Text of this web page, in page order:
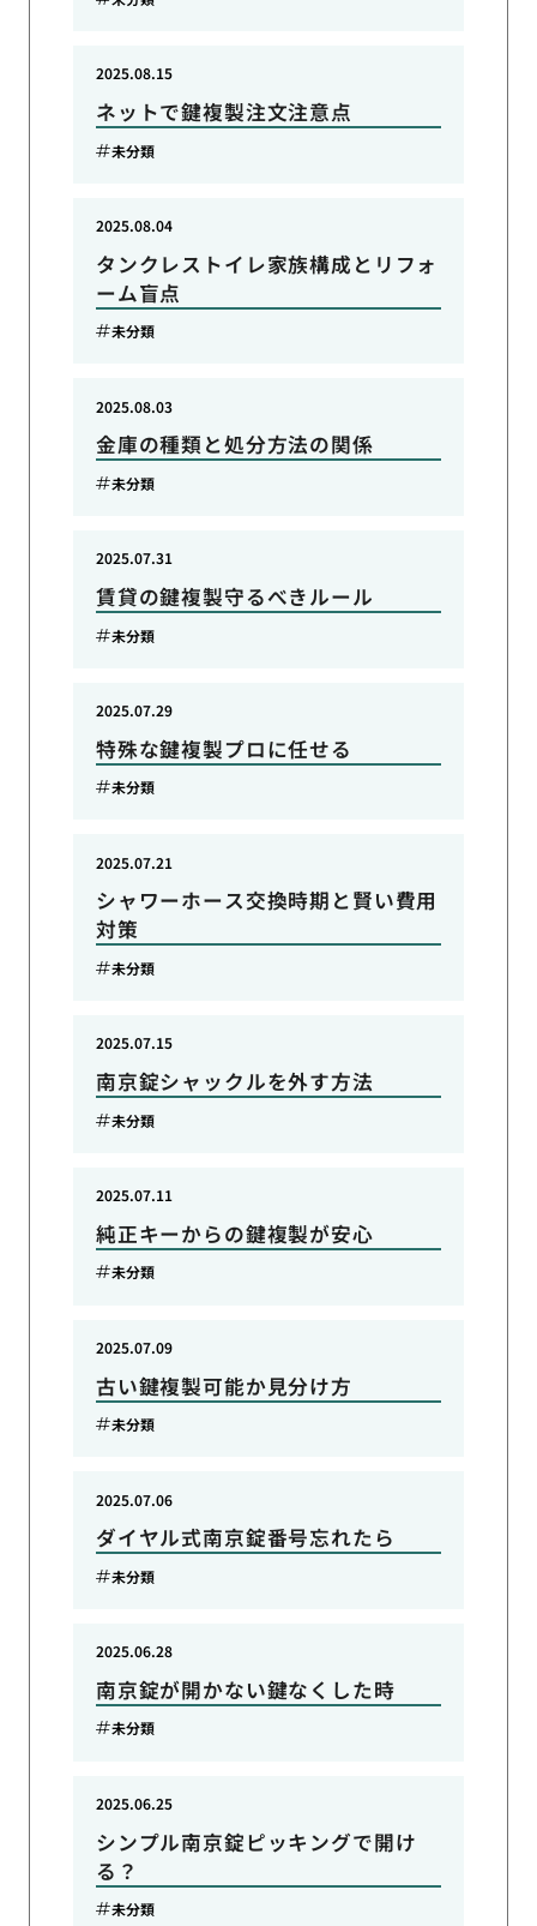
ネットで鍵複製注文注意点
2025.08.15
未分類
タンクレストイレ家族構成とリフォ
ーム盲点
2025.08.04
未分類
金庫の種類と処分方法の関係
2025.08.03
未分類
賃貸の鍵複製守るべきルール
2025.07.31
未分類
特殊な鍵複製プロに任せる
2025.07.29
未分類
シャワーホース交換時期と賢い費用
対策
2025.07.21
未分類
南京錠シャックルを外す方法
2025.07.15
未分類
純正キーからの鍵複製が安心
2025.07.11
未分類
古い鍵複製可能か見分け方
2025.07.09
未分類
ダイヤル式南京錠番号忘れたら
2025.07.06
未分類
南京錠が開かない鍵なくした時
2025.06.28
未分類
シンプル南京錠ピッキングで開け
る？
2025.06.25
未分類